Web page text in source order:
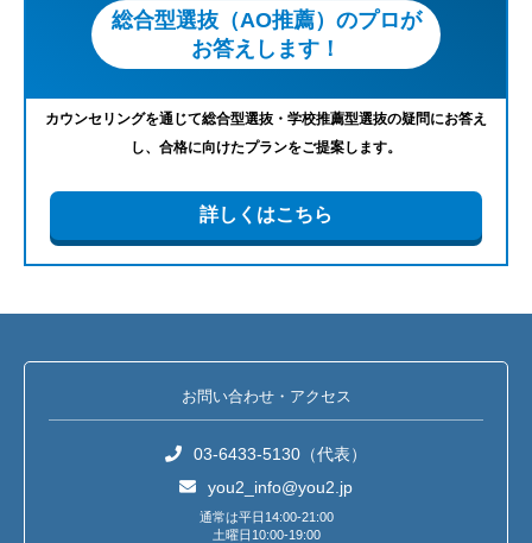
総合型選抜（AO推薦）のプロが
お答えします！
カウンセリングを通じて総合型選抜・学校推薦型選抜の疑問にお答え
し、合格に向けたプランをご提案します。
詳しくはこちら
お問い合わせ・アクセス
03-6433-5130（代表）
you2_info@you2.jp
通常は平日14:00-21:00
土曜日10:00-19:00